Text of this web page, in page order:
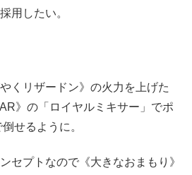
用したい。
くリザードン》の火力を上げた
》の「ロイヤルミキサー」でポ
せるように。
セプトなので《大きなおまもり》